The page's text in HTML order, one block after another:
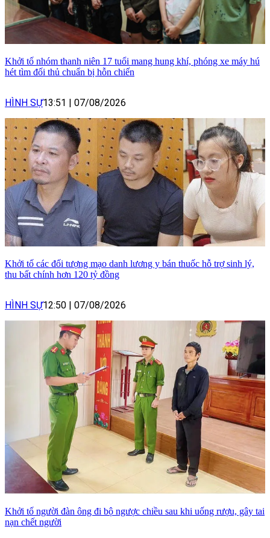
Khởi tố nhóm thanh niên 17 tuổi mang hung khí, phóng xe máy hú
hét tìm đối thủ chuẩn bị hỗn chiến
HÌNH SỰ13:51 | 07/08/2026
Khởi tố các đối tượng mạo danh lương y bán thuốc hỗ trợ sinh lý,
thu bất chính hơn 120 tỷ đồng
HÌNH SỰ12:50 | 07/08/2026
Khởi tố người đàn ông đi bộ ngược chiều sau khi uống rượu, gây tai
nạn chết người